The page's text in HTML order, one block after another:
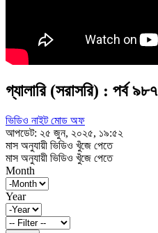
গ্যালারি (সরাসরি) : পর্ব ৯৮৭
ভিডিও নাইট মোড অফ
আপডেট: ২৫ জুন, ২০২৫, ১৯:৫২
মাস অনুযায়ী ভিডিও খুঁজে পেতে
মাস অনুযায়ী ভিডিও খুঁজে পেতে
Month
Year